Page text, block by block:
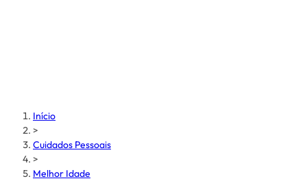
Início
>
Cuidados Pessoais
>
Melhor Idade